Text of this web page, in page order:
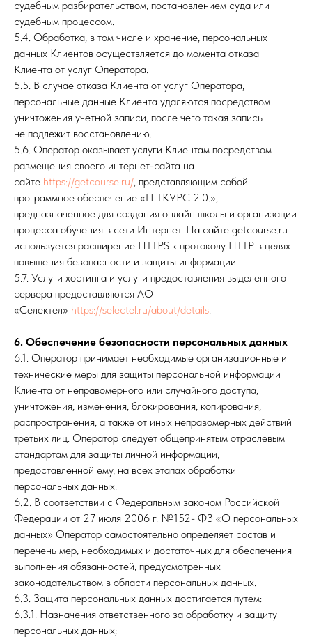
судебным разбирательством, постановлением суда или
судебным процессом.
5.4. Обработка, в том числе и хранение, персональных
данных Клиентов осуществляется до момента отказа
Клиента от услуг Оператора.
5.5. В случае отказа Клиента от услуг Оператора,
персональные данные Клиента удаляются посредством
уничтожения учетной записи, после чего такая запись
не подлежит восстановлению.
5.6. Оператор оказывает услуги Клиентам посредством
размещения своего интернет-сайта на
сайте https://getcourse.ru/, представляющим собой
программное обеспечение «ГЕТКУРС 2.0.»,
предназначенное для создания онлайн школы и организации
процесса обучения в сети Интернет. На сайте getcourse.ru
используется расширение HTTPS к протоколу HTTP в целях
повышения безопасности и защиты информации
5.7. Услуги хостинга и услуги предоставления выделенного
сервера предоставляются АО
«Селектел» https://selectel.ru/about/details.
6. Обеспечение безопасности персональных данных
6.1. Оператор принимает необходимые организационные и
технические меры для защиты персональной информации
Клиента от неправомерного или случайного доступа,
уничтожения, изменения, блокирования, копирования,
распространения, а также от иных неправомерных действий
третьих лиц. Оператор следует общепринятым отраслевым
стандартам для защиты личной информации,
предоставленной ему, на всех этапах обработки
персональных данных.
6.2. В соответствии с Федеральным законом Российской
Федерации от 27 июля 2006 г. №152- ФЗ «О персональных
данных» Оператор самостоятельно определяет состав и
перечень мер, необходимых и достаточных для обеспечения
выполнения обязанностей, предусмотренных
законодательством в области персональных данных.
6.3. Защита персональных данных достигается путем:
6.3.1. Назначения ответственного за обработку и защиту
персональных данных;